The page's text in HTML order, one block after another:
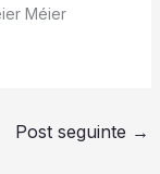
Méier
Post seguinte →